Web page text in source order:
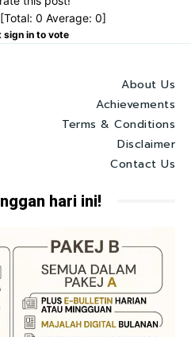
[Total: 0 Average: 0]
sign in to vote
About Us
Achievements
Terms & Conditions
Disclaimer
Contact Us
hari ini!